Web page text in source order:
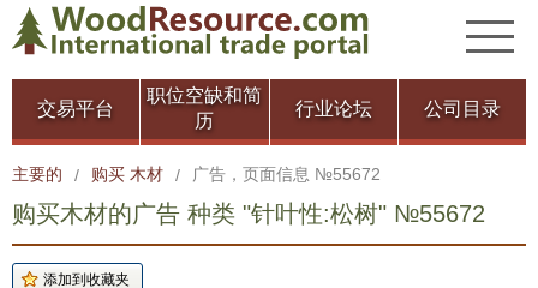
交易平台
职位空缺和简
历
行业论坛 公司目录
主要的 / 购买 木材 / 广告，页面信息 №55672
购买木材的广告 种类 "针叶性:松树" №55672